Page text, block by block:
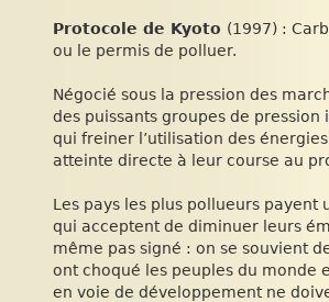
Protocole de Kyoto (1997) :
ou le permis de polluer.
Négocié sous la pression des
des puissants groupes de pression
qui freiner l’utilisation des
atteinte directe à leur course au
Les pays les plus pollueurs payent
qui acceptent de diminuer leurs
même pas signé : on se souvient
ont choqué les peuples du monde
en voie de développement ne